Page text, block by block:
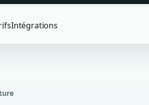
Intégrations